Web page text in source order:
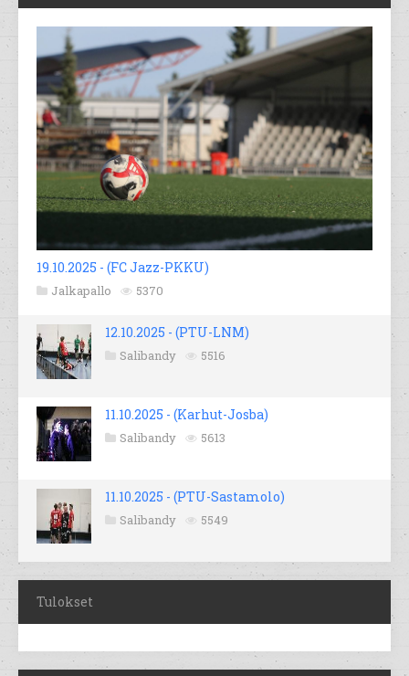
19.10.2025 - (FC Jazz-PKKU)
Jalkapallo 5370
12.10.2025 - (PTU-LNM)
Salibandy 5516
11.10.2025 - (Karhut-Josba)
Salibandy 5613
11.10.2025 - (PTU-Sastamolo)
Salibandy 5549
Tulokset